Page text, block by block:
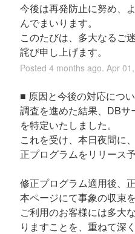
今後は再発防止に努め、
んでまいります。
このたびは、多大なるご
詫び申し上げます。
Posted 4months ago. Apr 01 ,
■ 原因と今後の対応につ
調査を進めた結果、DB
を特定いたしました。
これを受け、本日夜間に
正プログラムをリリース予
修正プログラム適用後、
本ページにて事象の収束
ご利用のお客様には多大
りますことを、重ねて深